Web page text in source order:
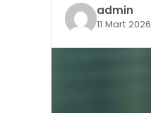
admin
11 Mart 2026